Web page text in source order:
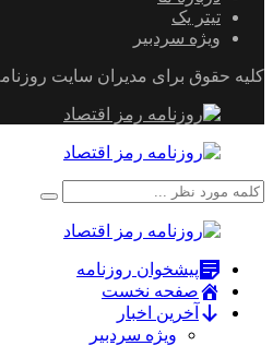
تیتر یک
ویژه سردبیر
کلیه حقوق برای مدیران سایت
پیشخوان روزنامه
صفحه نخست
آخرین اخبار
ویژه سردبیر